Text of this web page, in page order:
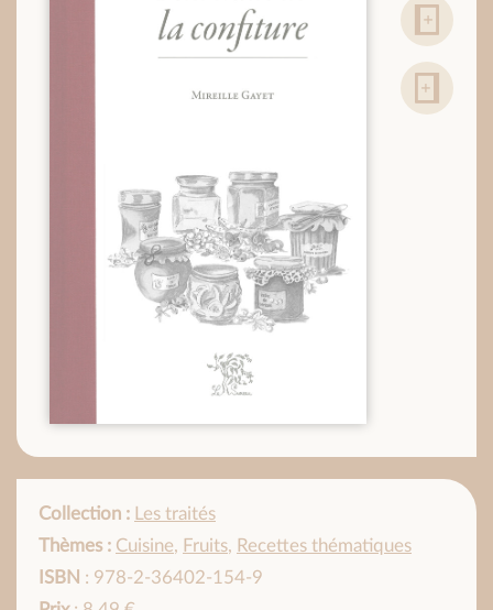
Collection : Les traités
Thèmes : Cuisine, Fruits, Recettes thématiques
ISBN : 978-2-36402-154-9